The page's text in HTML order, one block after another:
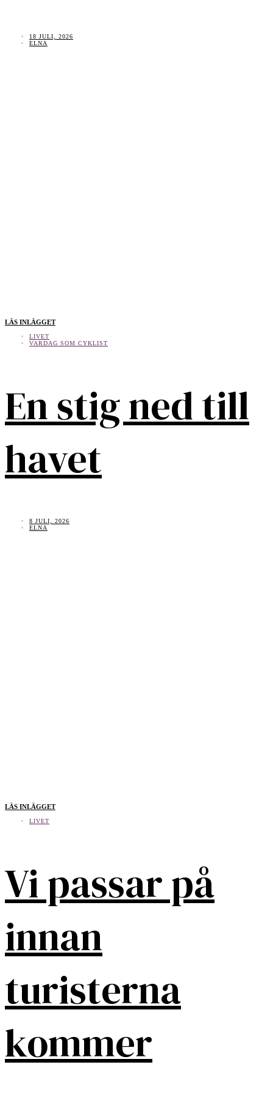
18 JULI, 2026
ELNA
LÄS INLÄGGET
LIVET
VARDAG SOM CYKLIST
En stig ned till
havet
8 JULI, 2026
ELNA
LÄS INLÄGGET
LIVET
Vi passar på
innan
turisterna
kommer